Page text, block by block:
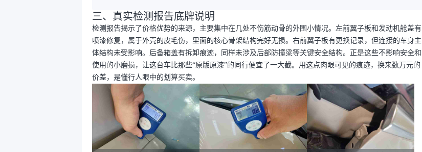
三、真实检测报告底牌说明
检测报告揭示了价格优势的来源，主要集中在几处不伤筋动骨的外围小情况。左前翼子板和发动机舱盖有
喷漆修复，属于外壳的皮毛伤，里面的核心骨架结构完好无损。右前翼子板有更换记录，但连接的车身主
体结构未受影响。后备箱盖有拆卸痕迹，同样未涉及后部防撞梁等关键安全结构。正是这些不影响安全和
使用的小磨损，让这台车比那些“原版原漆”的同行便宜了一大截。用这点肉眼可见的痕迹，换来数万元的
价差，是懂行人眼中的划算买卖。